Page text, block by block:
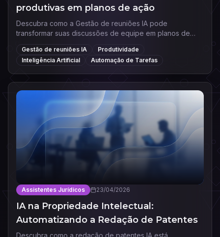
produtivas em planos de ação
Descubra como a Gestão de reuniões IA pode
transformar suas discussões de equipe em planos de
ação automáticos e aumentar a produtividade do seu
negócio.
Gestão de reuniões IA
Produtividade
Inteligência Artificial
Automação de Tarefas
Assistentes Jurídicos 23/04/2026
IA na Propriedade Intelectual:
Automatizando a Redação de Patentes
Descubra como a redação de patentes IA está